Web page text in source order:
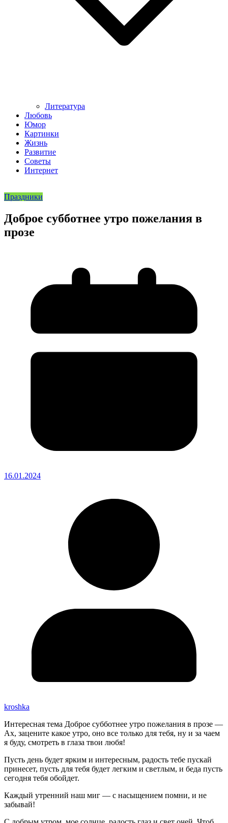
Литература
Любовь
Юмор
Картинки
Жизнь
Развитие
Советы
Интернет
Праздники
Доброе субботнее утро пожелания в
прозе
16.01.2024
kroshka
Интересная тема Доброе субботнее утро пожелания в прозе —
Ах, зацените какое утро, оно все только для тебя, ну и за чаем
я буду, смотреть в глаза твои любя!
Пусть день будет ярким и интересным, радость тебе пускай
принесет, пусть для тебя будет легким и светлым, и беда пусть
сегодня тебя обойдет.
Каждый утренний наш миг — с насыщением помни, и не
забывай!